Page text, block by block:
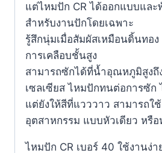
แต่ไหมปัก CR ได้ออกแบบแล
สำหรับงานปักโดยเฉพาะ
รู้สึกนุ่มเมื่อสัมผัสเหมือนดิ้นทอ
การเคลือบชั้นสูง
สามารถซักได้ที่น้ำอุณหภูมิสูงถึ
เซลเซียส ไหมปักทนต่อการซัก
แต่ยังให้สีที่แวววาว สามารถใ
อุตสาหกรรม แบบหัวเดียว หรื
ไหมปัก CR เบอร์ 40 ใช้งานง่